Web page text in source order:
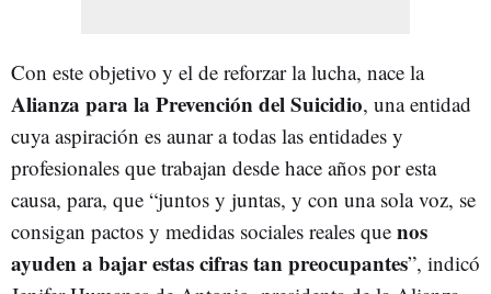
Con este objetivo y el de reforzar la lucha, nace la
Alianza para la Prevención del Suicidio, una entidad
cuya aspiración es aunar a todas las entidades y
profesionales que trabajan desde hace años por esta
causa, para, que “juntos y juntas, y con una sola voz, se
consigan pactos y medidas sociales reales que nos
ayuden a bajar estas cifras tan preocupantes”, indicó